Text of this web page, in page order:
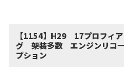
【1154】H29 17プロフィ
グ 架装多数 エンジンリコー
プション